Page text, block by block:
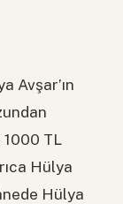
Avşar’ın
1000 TL
Hülya
Hülya